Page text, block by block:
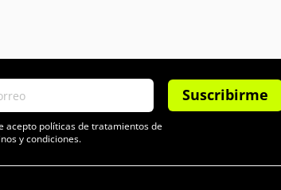
Suscribirme
acepto políticas de tratamientos de
y condiciones.